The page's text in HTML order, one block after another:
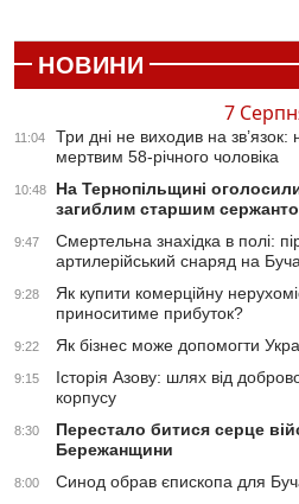
НОВИНИ
7
11:04
Три дні не виходив на
мертвим 58-річного чоловіка
10:48
На Тернопільщині
загиблим старшим
9:47
Смертельна знахідка в полі:
артилерійський снаряд на
9:28
Як купити комерційну
приноситиме прибуток?
9:22 Як бізнес може допомогти
9:15
Історія Азову: шлях від
корпусу
8:30
Перестало битися серце
Бережанщини
8:00 Синод обрав єпископа для